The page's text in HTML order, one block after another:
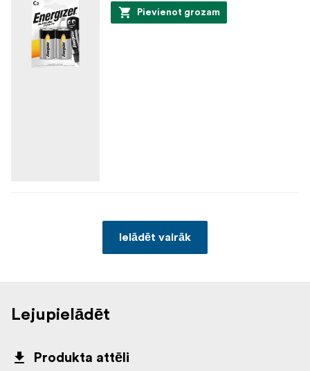
Pievienot grozam
Ielādēt vairāk
Lejupielādēt
Produkta attēli